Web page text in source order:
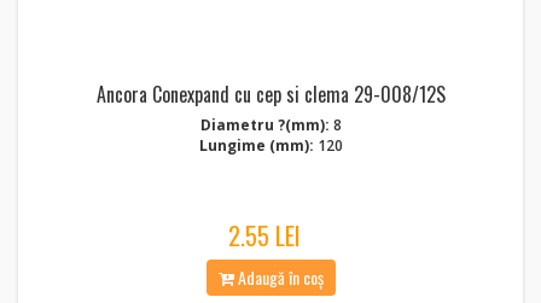
Ancora Conexpand cu cep si clema 29-008/12S
Diametru ?(mm): 8
Lungime (mm): 120
2.55 LEI
Adaugă în coș